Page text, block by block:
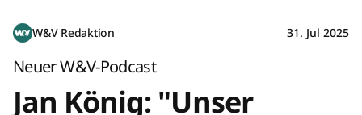
W&V Redaktion 31. Jul 2025
Neuer W&V-Podcast
Jan König: "Unser